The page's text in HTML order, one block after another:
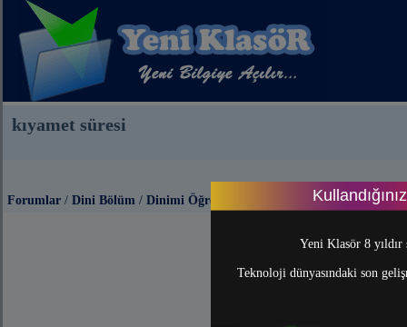
Yeni Klasör 8
Teknoloji dünyasındaki son
kıyamet süresi
Forumlar / Dini Bölüm / Dinimi Öğreniyorum